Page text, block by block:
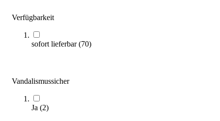
Verfügbarkeit
sofort lieferbar(70)
Vandalismussicher
Ja (2)
ab 178,95 €
Zum Produkt
Varianten zur Auswahl